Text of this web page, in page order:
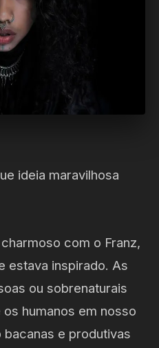
ideia maravilhosa
com o Franz,
estava inspirado. As
ou sobrenaturais
humanos em nosso
e produtivas